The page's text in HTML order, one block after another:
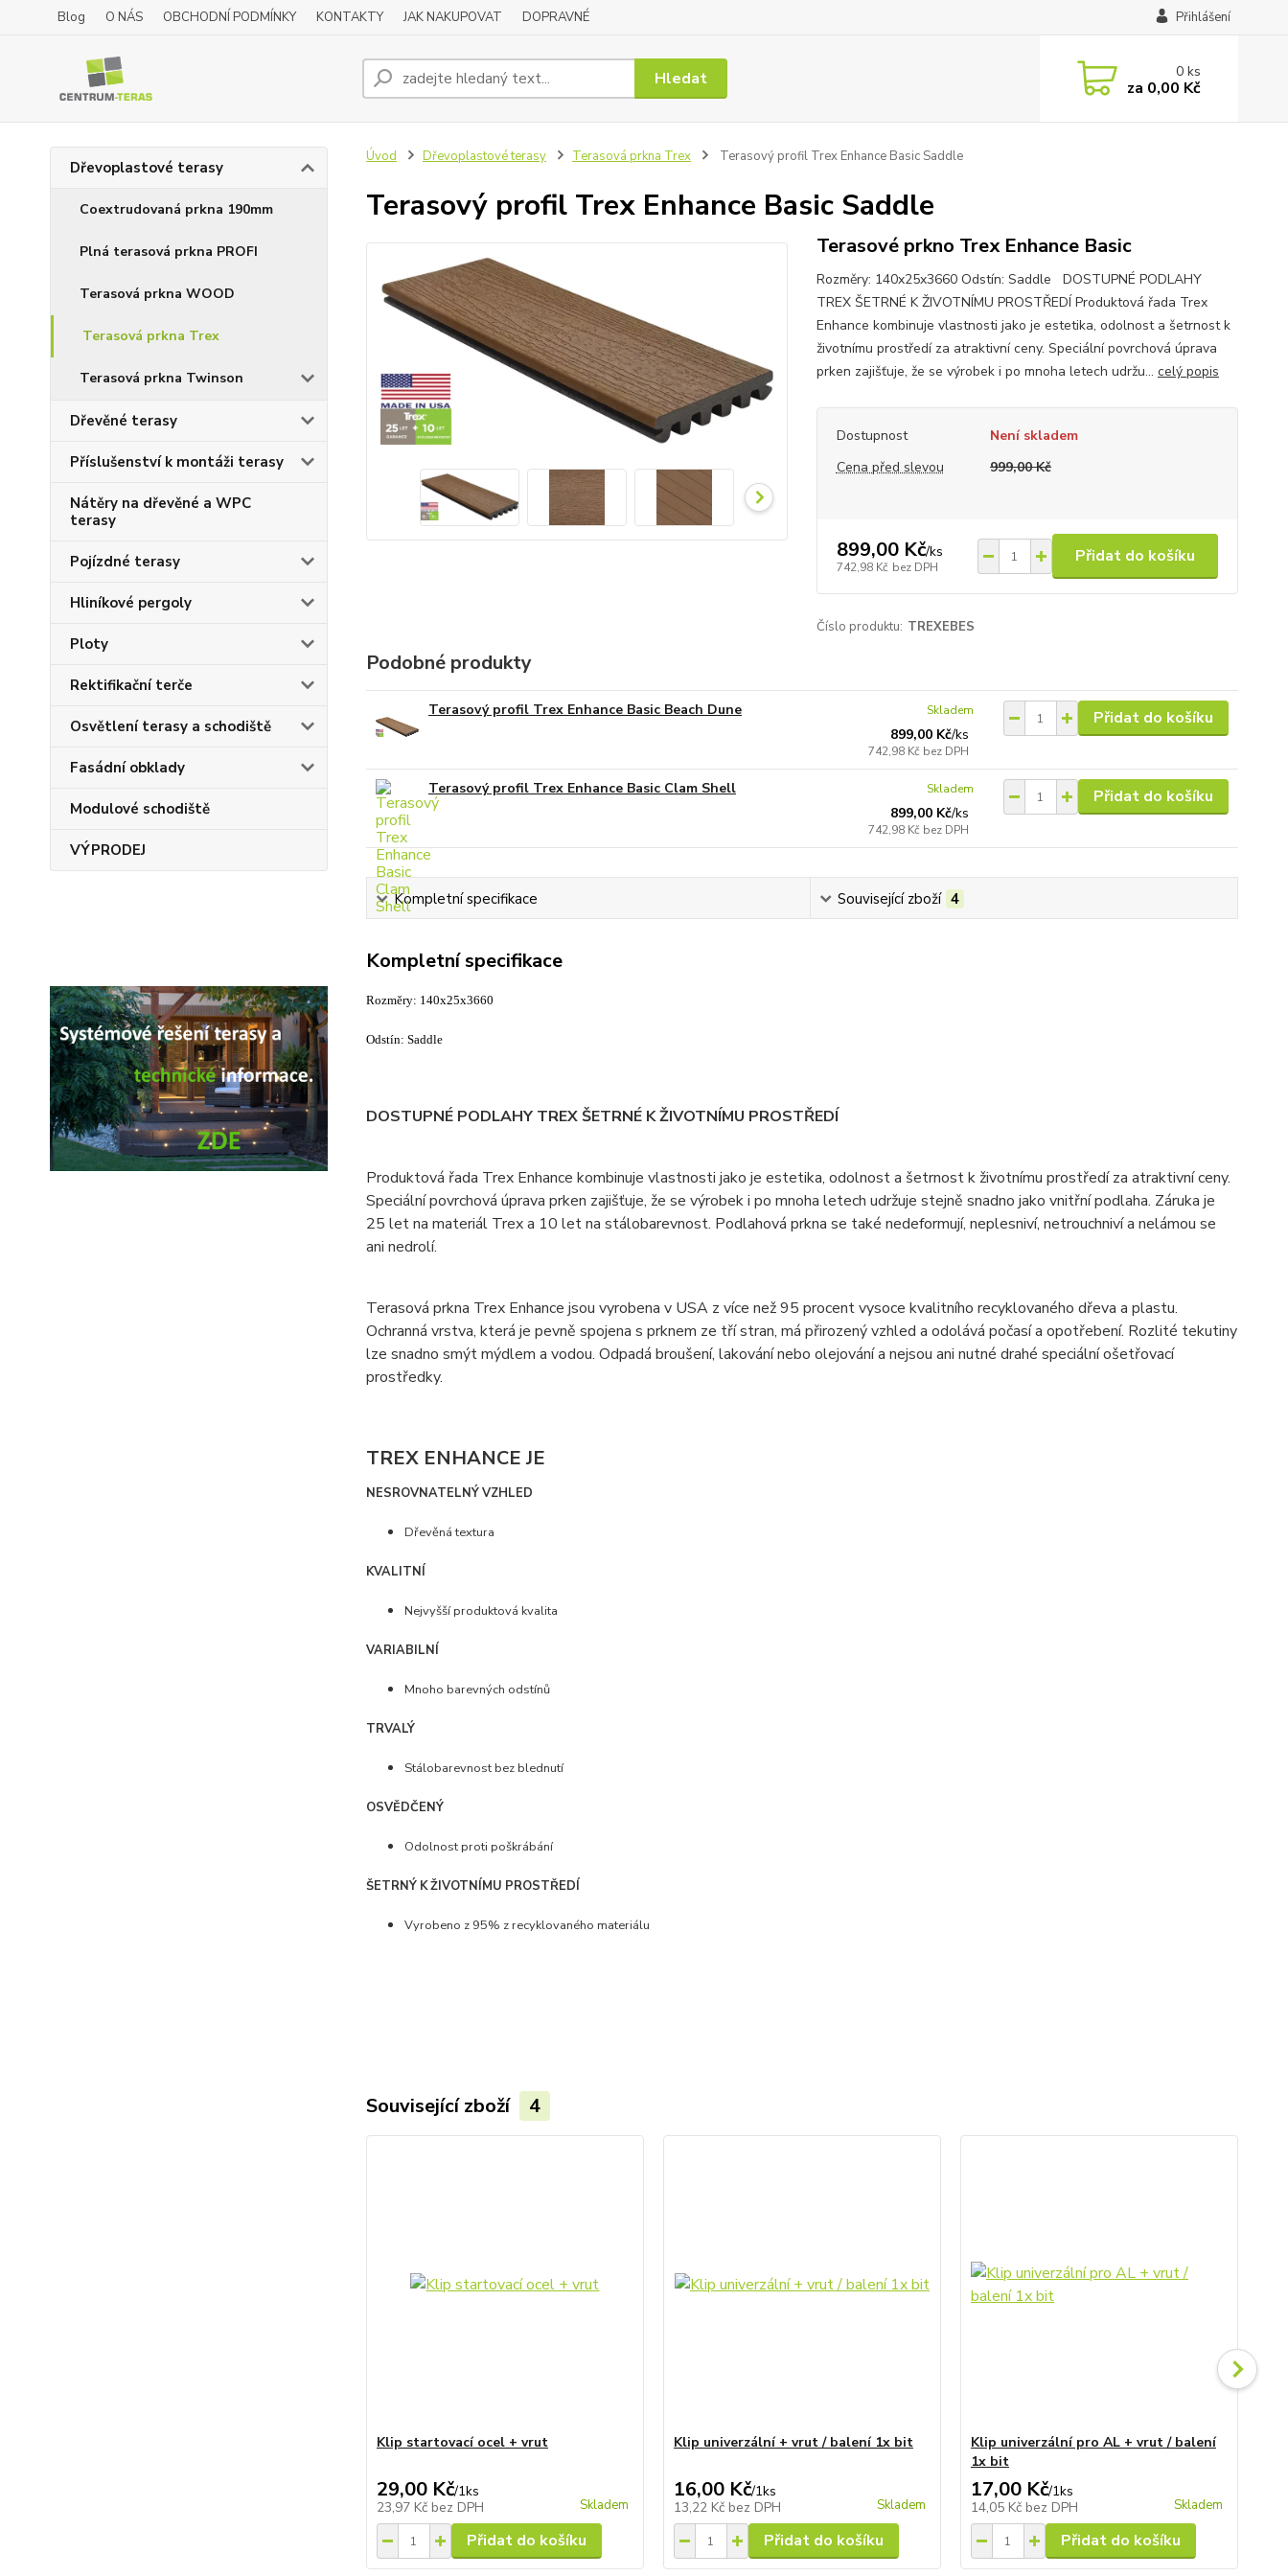
Blog O NÁS OBCHODNÍ PODMÍNKY KONTAKTY JAK NAKUPOVAT DOPRAVNÉ Přihlášení
Hledat 0ks
za 0,00 Kč
Dřevoplastové terasy
Coextrudovaná prkna 190mm
Plná terasová prkna PROFI
Terasová prkna WOOD
Terasová prkna Trex
Terasová prkna Twinson
Dřevěné terasy
Příslušenství k montáži terasy
Nátěry na dřevěné a WPC
terasy
Pojízdné terasy
Hliníkové pergoly
Ploty
Rektifikační terče
Osvětlení terasy a schodiště
Fasádní obklady
Modulové schodiště
VÝPRODEJ
Úvod Dřevoplastové terasy Terasová prkna Trex Terasový profil Trex Enhance Basic Saddle
Terasový profil Trex Enhance Basic Saddle
Terasové prkno Trex Enhance Basic
Rozměry: 140x25x3660 Odstín: Saddle DOSTUPNÉ PODLAHY
TREX ŠETRNÉ K ŽIVOTNÍMU PROSTŘEDÍ Produktová řada Trex
Enhance kombinuje vlastnosti jako je estetika, odolnost a šetrnost k
životnímu prostředí za atraktivní ceny. Speciální povrchová úprava
prken zajišťuje, že se výrobek i po mnoha letech udržu... celý popis
Dostupnost
Není skladem
Cena před slevou
999,00 Kč
899,00 Kč/ks
742,98 Kč bez DPH
Přidat do košíku
Číslo produktu: TREXEBES
Podobné produkty
Terasový profil Trex Enhance Basic Beach Dune
899,00 Kč/ks
742,98 Kč bez DPH
Skladem Přidat do košíku
Terasový profil Trex Enhance Basic Clam Shell
899,00 Kč/ks
742,98 Kč bez DPH
Skladem Přidat do košíku
Kompletní specifikace Související zboží 4
Kompletní specifikace
Rozměry: 140x25x3660
Odstín: Saddle
DOSTUPNÉ PODLAHY TREX ŠETRNÉ K ŽIVOTNÍMU PROSTŘEDÍ
Produktová řada Trex Enhance kombinuje vlastnosti jako je estetika, odolnost a šetrnost k životnímu prostředí za atraktivní ceny.
Speciální povrchová úprava prken zajišťuje, že se výrobek i po mnoha letech udržuje stejně snadno jako vnitřní podlaha. Záruka je
25 let na materiál Trex a 10 let na stálobarevnost. Podlahová prkna se také nedeformují, neplesniví, netrouchniví a nelámou se
ani nedrolí.
Terasová prkna Trex Enhance jsou vyrobena v USA z více než 95 procent vysoce kvalitního recyklovaného dřeva a plastu.
Ochranná vrstva, která je pevně spojena s prknem ze tří stran, má přirozený vzhled a odolává počasí a opotřebení. Rozlité tekutiny
lze snadno smýt mýdlem a vodou. Odpadá broušení, lakování nebo olejování a nejsou ani nutné drahé speciální ošetřovací
prostředky.
TREX ENHANCE JE
NESROVNATELNÝ VZHLED
Dřevěná textura
KVALITNÍ
Nejvyšší produktová kvalita
VARIABILNÍ
Mnoho barevných odstínů
TRVALÝ
Stálobarevnost bez blednutí
OSVĚDČENÝ
Odolnost proti poškrábání
ŠETRNÝ K ŽIVOTNÍMU PROSTŘEDÍ
Vyrobeno z 95% z recyklovaného materiálu
Související zboží 4
Klip startovací ocel + vrut
29,00 Kč/1ks
23,97 Kč bez DPH Skladem
Přidat do košíku
Klip univerzální + vrut / balení 1x bit
16,00 Kč/1ks
13,22 Kč bez DPH Skladem
Přidat do košíku
Klip univerzální pro AL + vrut / balení
1x bit
17,00 Kč/1ks
14,05 Kč bez DPH Skladem
Přidat do košíku